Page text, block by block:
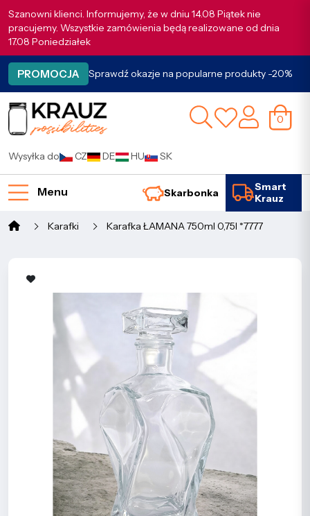
Szanowni klienci. Informujemy, że w dniu 14.08 Piątek nie
pracujemy. Wszystkie zamówienia będą realizowane od dnia
17.08 Poniedziałek
PROMOCJA Sprawdź okazje na popularne produkty -20%
0
Wysyłka do CZ DE HU SK
Menu Skarbonka
Smart
Krauz
Karafki Karafka ŁAMANA 750ml 0,75l *7777